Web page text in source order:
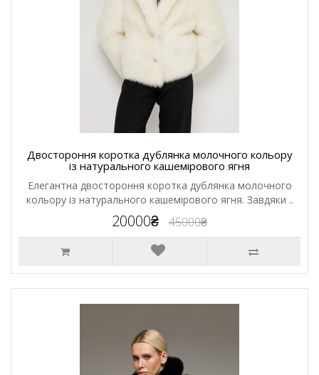
Двостороння коротка дублянка молочного кольору
із натурального кашемірового ягня
Елегантна двостороння коротка дублянка молочного
кольору із натурального кашемірового ягня. Завдяки ..
20000₴ 45000₴